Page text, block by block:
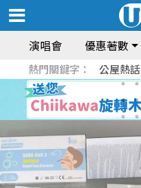
演唱會 優惠著數
熱門關鍵字： 公屋熱話